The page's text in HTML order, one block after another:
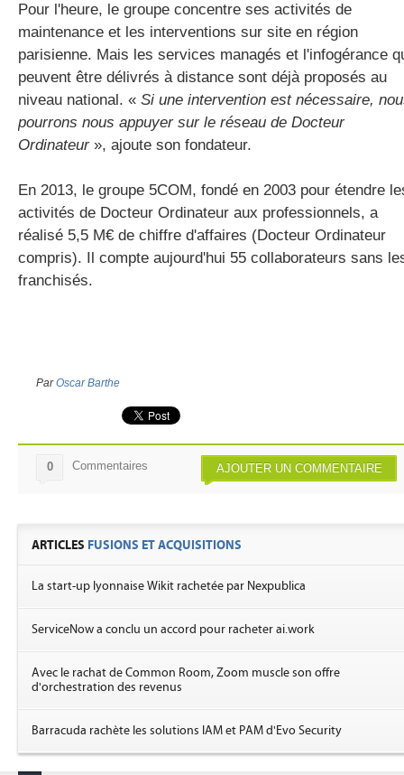
Pour l'heure, le groupe concentre ses activités de
maintenance et les interventions sur site en région
parisienne. Mais les services managés et l'infogérance
peuvent être délivrés à distance sont déjà proposés au
niveau national. « Si une intervention est nécessaire,
pourrons nous appuyer sur le réseau de Docteur
Ordinateur», ajoute son fondateur.
En 2013, le groupe 5COM, fondé en 2003 pour étendre
activités de Docteur Ordinateur aux professionnels, a
réalisé 5,5 M€ de chiffre d'affaires (Docteur Ordinateur
compris). Il compte aujourd'hui 55 collaborateurs sans
franchisés.
ParOscar Barthe
AJOUTER UN COMMENTAIRE
0 Commentaires
ARTICLES FUSIONS ET ACQUISITIONS
La start-up lyonnaise Wikit rachetée par Nexpublica
ServiceNow a conclu un accord pour racheter ai.work
Avec le rachat de Common Room, Zoom muscle son offre
d'orchestration des revenus
Barracuda rachète les solutions IAM et PAM d'Evo Security